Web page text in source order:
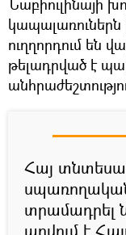
Նաբիուլինայի
ուղղորդում են
թելադրված է
Հայ
տրամադրել
արվում է